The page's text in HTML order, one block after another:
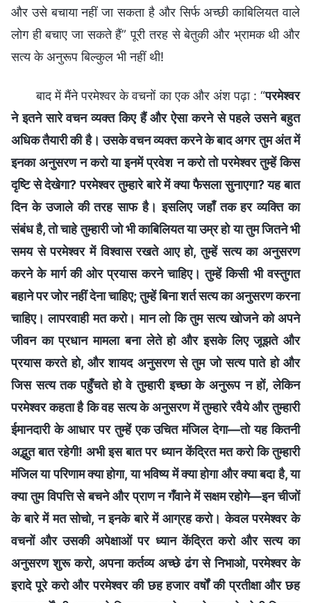
और उसे बचाया नहीं जा सकता है और सिर्फ अच्छी काबिलियत वाले
लोग ही बचाए जा सकते हैं” पूरी तरह से बेतुकी और भ्रामक थी और
सत्य के अनुरूप बिल्कुल भी नहीं थी!
बाद में मैंने परमेश्वर के वचनों का एक और अंश पढ़ा : “परमेश्वर
ने इतने सारे वचन व्यक्त किए हैं और ऐसा करने से पहले उसने बहुत
अधिक तैयारी की है। उसके वचन व्यक्त करने के बाद अगर तुम अंत में
इनका अनुसरण न करो या इनमें प्रवेश न करो तो परमेश्वर तुम्हें किस
दृष्टि से देखेगा? परमेश्वर तुम्हारे बारे में क्या फैसला सुनाएगा? यह बात
दिन के उजाले की तरह साफ है। इसलिए जहाँ तक हर व्यक्ति का
संबंध है, तो चाहे तुम्हारी जो भी काबिलियत या उम्र हो या तुम जितने भी
समय से परमेश्वर में विश्वास रखते आए हो, तुम्हें सत्य का अनुसरण
करने के मार्ग की ओर प्रयास करने चाहिए। तुम्हें किसी भी वस्तुगत
बहाने पर जोर नहीं देना चाहिए; तुम्हें बिना शर्त सत्य का अनुसरण करना
चाहिए। लापरवाही मत करो। मान लो कि तुम सत्य खोजने को अपने
जीवन का प्रधान मामला बना लेते हो और इसके लिए जूझते और
प्रयास करते हो, और शायद अनुसरण से तुम जो सत्य पाते हो और
जिस सत्य तक पहुँचते हो वे तुम्हारी इच्छा के अनुरूप न हों, लेकिन
परमेश्वर कहता है कि वह सत्य के अनुसरण में तुम्हारे रवैये और तुम्हारी
ईमानदारी के आधार पर तुम्हें एक उचित मंजिल देगा—तो यह कितनी
अद्भुत बात रहेगी! अभी इस बात पर ध्यान केंद्रित मत करो कि तुम्हारी
मंजिल या परिणाम क्या होगा, या भविष्य में क्या होगा और क्या बदा है, या
क्या तुम विपत्ति से बचने और प्राण न गँवाने में सक्षम रहोगे—इन चीजों
के बारे में मत सोचो, न इनके बारे में आग्रह करो। केवल परमेश्वर के
वचनों और उसकी अपेक्षाओं पर ध्यान केंद्रित करो और सत्य का
अनुसरण शुरू करो, अपना कर्तव्य अच्छे ढंग से निभाओ, परमेश्वर के
इरादे पूरे करो और परमेश्वर की छह हजार वर्षों की प्रतीक्षा और छह